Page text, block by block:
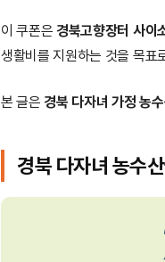
이 쿠폰은경북고향장터 사이
생활비를 지원하는 것을 목표
본 글은경북 다자녀 가정 농
경북 다자녀 농수